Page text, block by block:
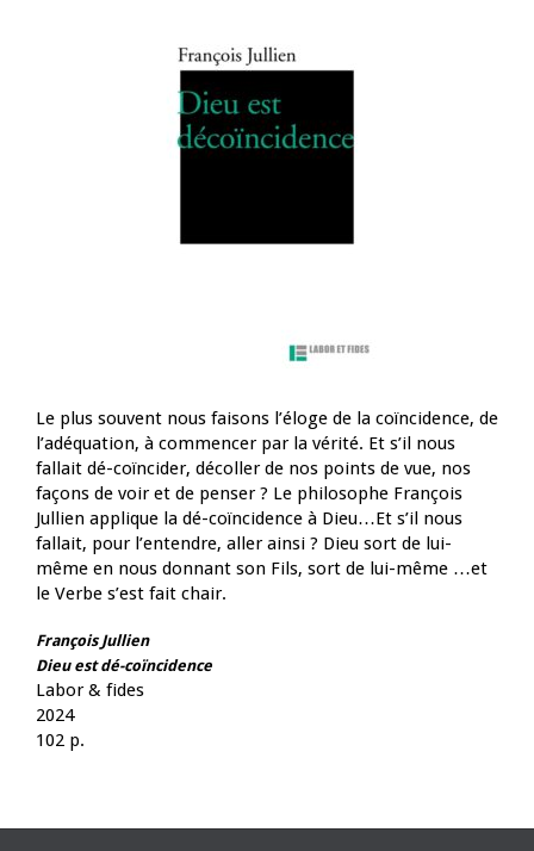
Le plus souvent nous faisons l’éloge de la coïncidence, de
l’adéquation, à commencer par la vérité. Et s’il nous
fallait dé-coïncider, décoller de nos points de vue, nos
façons de voir et de penser ? Le philosophe François
Jullien applique la dé-coïncidence à Dieu…Et s’il nous
fallait, pour l’entendre, aller ainsi ? Dieu sort de lui-
même en nous donnant son Fils, sort de lui-même …et
le Verbe s’est fait chair.
François Jullien
Dieu est dé-coïncidence
Labor & fides
2024
102 p.